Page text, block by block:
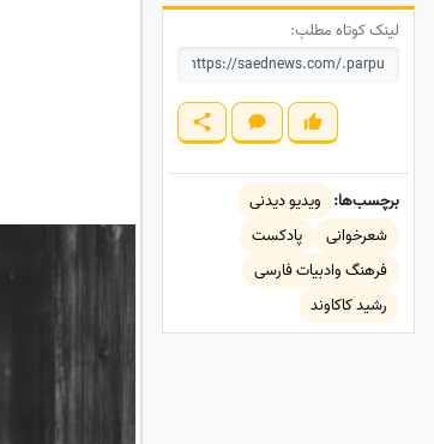
لینک کوتاه مطلب:
برچسب‌ها: ویدیو دیدنی
شعرخوانی
پادکست
فرهنگ وادبیات فارسی
رشید کاکاوند